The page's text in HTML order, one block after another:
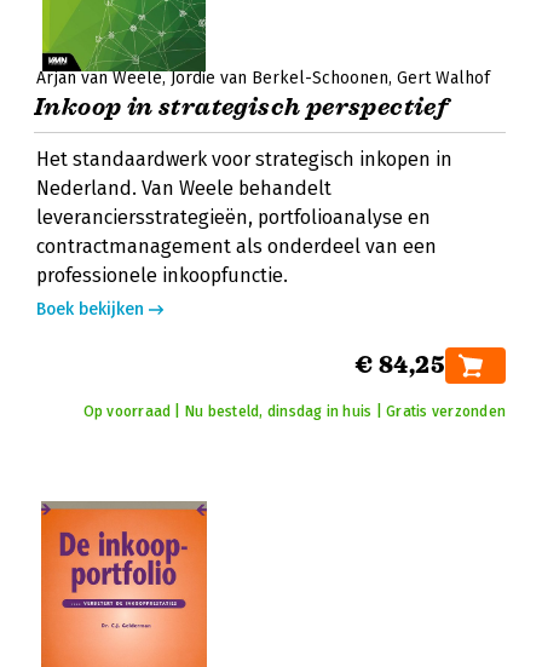
Arjan van Weele Jordie van Berkel-Schoonen Gert Walhof
Inkoop in strategisch perspectief
Het standaardwerk voor strategisch inkopen in
Nederland. Van Weele behandelt
leveranciersstrategieën, portfolioanalyse en
contractmanagement als onderdeel van een
professionele inkoopfunctie.
Boek bekijken
€ 84,25
Op voorraad | Nu besteld, dinsdag in huis | Gratis verzonden